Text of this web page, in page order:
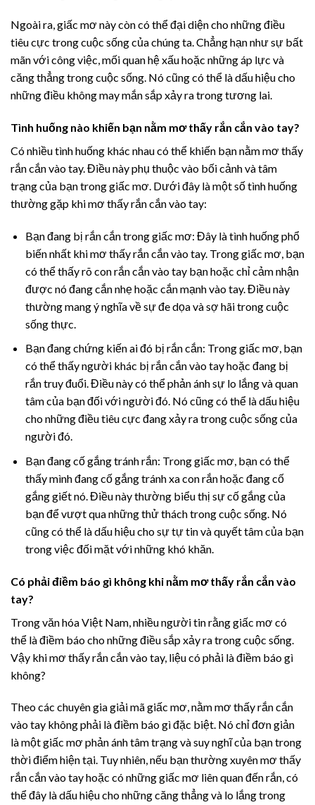
Ngoài ra, giấc mơ này còn có thể đại diện cho những điều
tiêu cực trong cuộc sống của chúng ta. Chẳng hạn như sự bất
mãn với công việc, mối quan hệ xấu hoặc những áp lực và
căng thẳng trong cuộc sống. Nó cũng có thể là dấu hiệu cho
những điều không may mắn sắp xảy ra trong tương lai.
Tình huống nào khiến bạn nằm mơ thấy rắn cắn vào tay?
Có nhiều tình huống khác nhau có thể khiến bạn nằm mơ thấy
rắn cắn vào tay. Điều này phụ thuộc vào bối cảnh và tâm
trạng của bạn trong giấc mơ. Dưới đây là một số tình huống
thường gặp khi mơ thấy rắn cắn vào tay:
Bạn đang bị rắn cắn trong giấc mơ: Đây là tình huống phổ
biến nhất khi mơ thấy rắn cắn vào tay. Trong giấc mơ, bạn
có thể thấy rõ con rắn cắn vào tay bạn hoặc chỉ cảm nhận
được nó đang cắn nhẹ hoặc cắn mạnh vào tay. Điều này
thường mang ý nghĩa về sự đe dọa và sợ hãi trong cuộc
sống thực.
Bạn đang chứng kiến ai đó bị rắn cắn: Trong giấc mơ, bạn
có thể thấy người khác bị rắn cắn vào tay hoặc đang bị
rắn truy đuổi. Điều này có thể phản ánh sự lo lắng và quan
tâm của bạn đối với người đó. Nó cũng có thể là dấu hiệu
cho những điều tiêu cực đang xảy ra trong cuộc sống của
người đó.
Bạn đang cố gắng tránh rắn: Trong giấc mơ, bạn có thể
thấy mình đang cố gắng tránh xa con rắn hoặc đang cố
gắng giết nó. Điều này thường biểu thị sự cố gắng của
bạn để vượt qua những thử thách trong cuộc sống. Nó
cũng có thể là dấu hiệu cho sự tự tin và quyết tâm của bạn
trong việc đối mặt với những khó khăn.
Có phải điềm báo gì không khi nằm mơ thấy rắn cắn vào
tay?
Trong văn hóa Việt Nam, nhiều người tin rằng giấc mơ có
thể là điềm báo cho những điều sắp xảy ra trong cuộc sống.
Vậy khi mơ thấy rắn cắn vào tay, liệu có phải là điềm báo gì
không?
Theo các chuyên gia giải mã giấc mơ, nằm mơ thấy rắn cắn
vào tay không phải là điềm báo gì đặc biệt. Nó chỉ đơn giản
là một giấc mơ phản ánh tâm trạng và suy nghĩ của bạn trong
thời điểm hiện tại. Tuy nhiên, nếu bạn thường xuyên mơ thấy
rắn cắn vào tay hoặc có những giấc mơ liên quan đến rắn, có
thể đây là dấu hiệu cho những căng thẳng và lo lắng trong